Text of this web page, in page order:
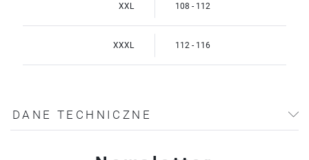
XXL 108 - 112
XXXL 112 - 116
DANE TECHNICZNE